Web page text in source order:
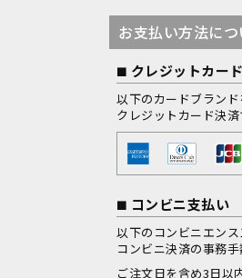
お支払い方法に
クレジットカード
以下のカードブランド
クレジットカード決
コンビニ支払い
以下のコンビニエンス
コンビニ決済の事務
ご注文日を含め3日以